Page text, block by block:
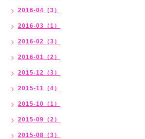
2016-04（3）
2016-03（1）
2016-02（3）
2016-01（2）
2015-12（3）
2015-11（4）
2015-10（1）
2015-09（2）
2015-08（3）